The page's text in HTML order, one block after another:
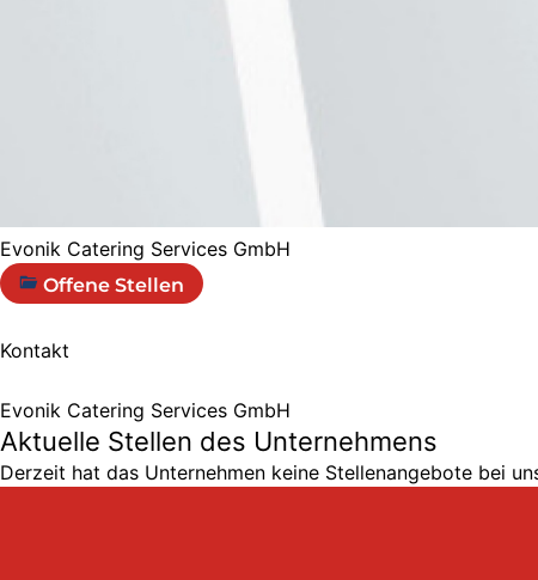
Evonik Catering Services GmbH
Offene Stellen
Kontakt
Evonik Catering Services GmbH
Aktuelle Stellen des Unternehmens
Derzeit hat das Unternehmen keine Stellenangebote bei